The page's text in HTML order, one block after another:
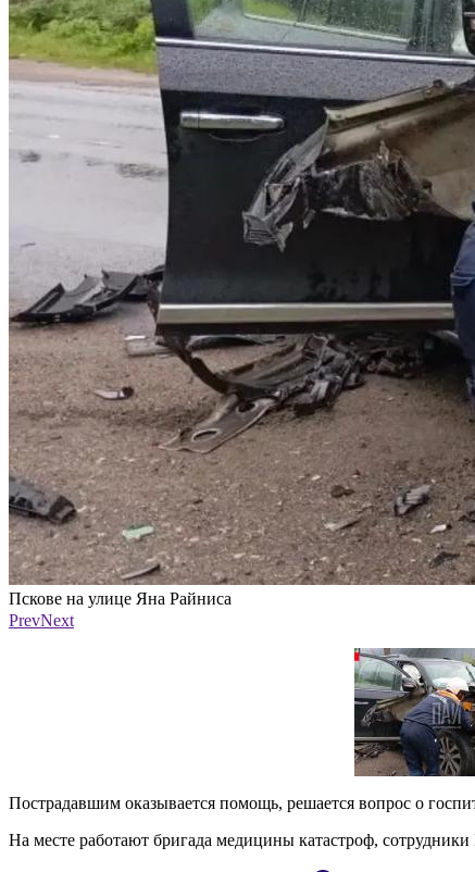
Пскове на улице Яна Райниса
Фото: из канала «Псковская сводка» в мессенджере MAX
PrevNext
Пострадавшим оказывается помощь, решается вопрос о
На месте работают бригада медицины катастроф,